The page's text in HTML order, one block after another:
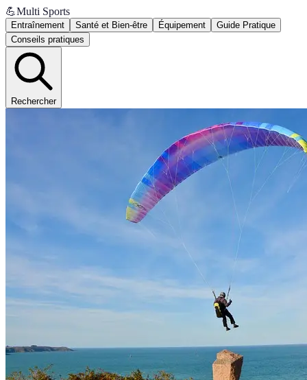
💪Multi Sports
Entraînement Santé et Bien-être Équipement
Guide Pratique
Conseils pratiques
Rechercher